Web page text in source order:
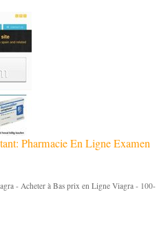
Pharmacie En Ligne Examen
- Acheter à Bas prix en Ligne Viagra - 100-